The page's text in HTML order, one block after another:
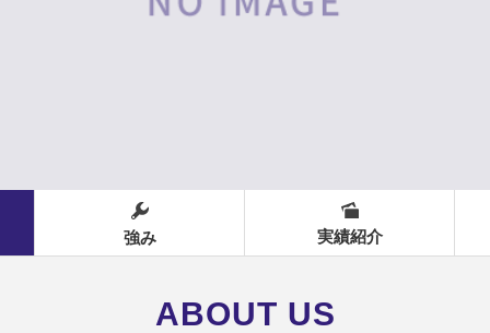
強み 実績紹介
ABOUT US